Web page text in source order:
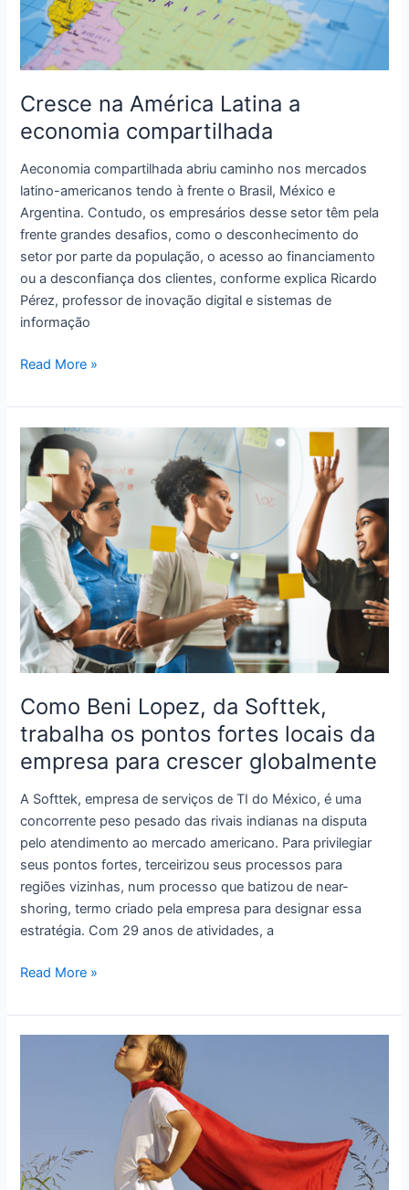
Cresce na América Latina a
economia compartilhada
Aeconomia compartilhada abriu caminho nos mercados
latino-americanos tendo à frente o Brasil, México e
Argentina. Contudo, os empresários desse setor têm pela
frente grandes desafios, como o desconhecimento do
setor por parte da população, o acesso ao financiamento
ou a desconfiança dos clientes, conforme explica Ricardo
Pérez, professor de inovação digital e sistemas de
informação
Cresce
América
Latina
a
economia
compartilhada
Read More »
Como Beni Lopez, da Softtek,
trabalha os pontos fortes locais da
empresa para crescer globalmente
A Softtek, empresa de serviços de TI do México, é uma
concorrente peso pesado das rivais indianas na disputa
pelo atendimento ao mercado americano. Para privilegiar
seus pontos fortes, terceirizou seus processos para
regiões vizinhas, num processo que batizou de near-
shoring, termo criado pela empresa para designar essa
estratégia. Com 29 anos de atividades, a
Como
Lopez,
da
locais
Read More »